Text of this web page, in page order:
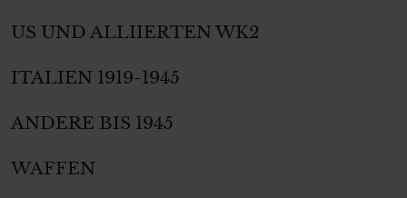
US UND ALLIIERTEN WK2
ITALIEN 1919-1945
ANDERE BIS 1945
WAFFEN